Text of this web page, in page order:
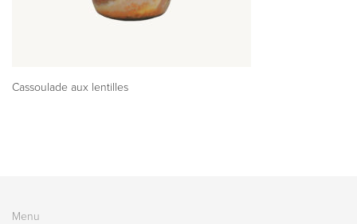
Cassoulade aux lentilles
Menu